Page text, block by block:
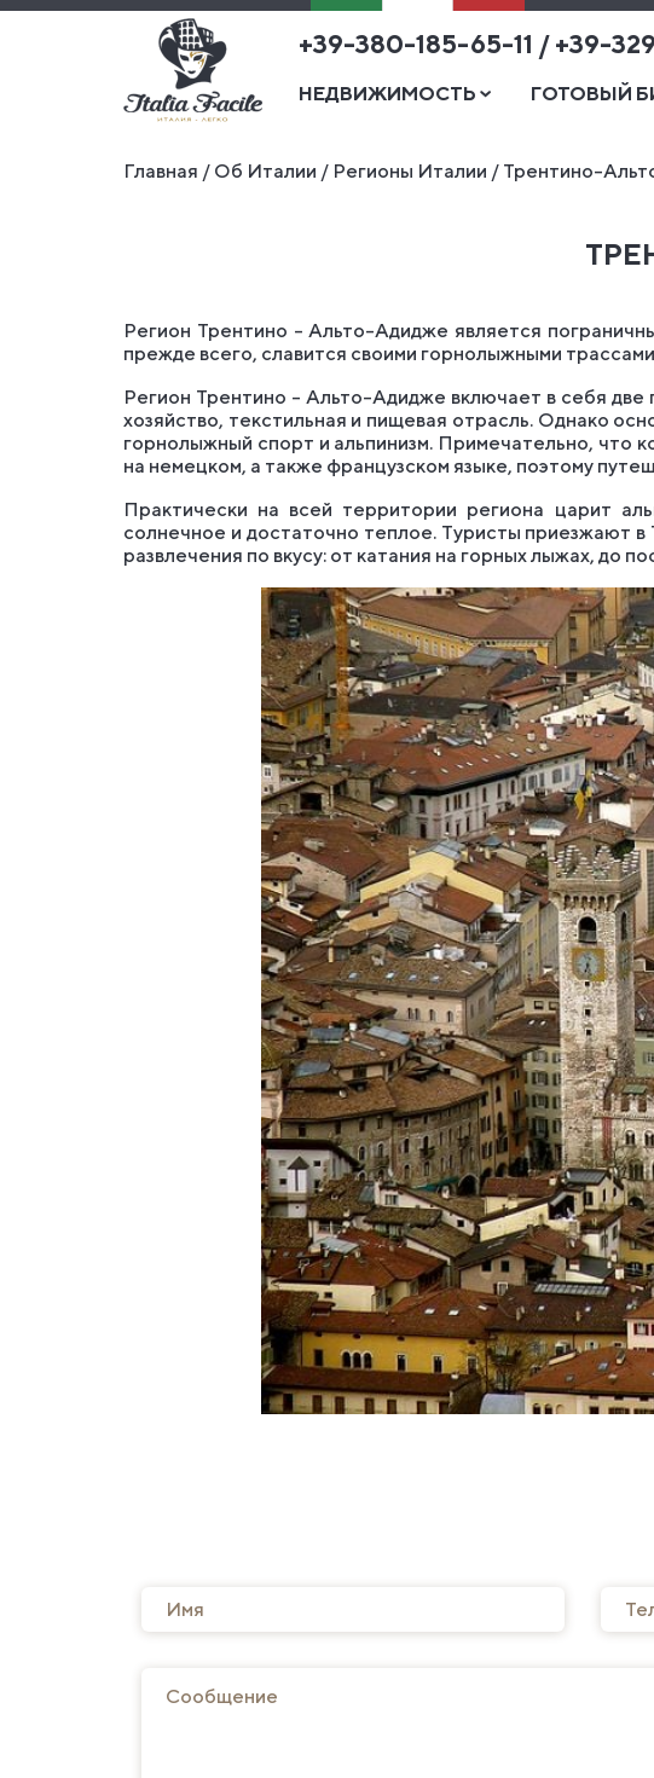
+39-380-185-65-11 / +39-
НЕДВИЖИМОСТЬ ГОТОВЫЙ
Главная / Об Италии / Регионы Италии / Трентино-
Регион Трентино – Альто-Адидже является
прежде всего, славится своими горнолыжными
Регион Трентино – Альто-Адидже включает в себя
хозяйство, текстильная и пищевая отрасль. Однако
горнолыжный спорт и альпинизм. Примечательно, что
на немецком, а также французском языке, поэтому
Практически на всей территории региона царит
солнечное и достаточно теплое. Туристы приезжают
развлечения по вкусу: от катания на горных лыжах, до